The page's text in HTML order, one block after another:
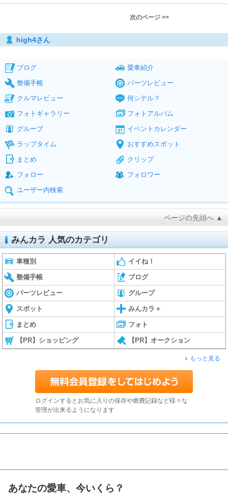
次のページ >>
high4さん
ブログ
愛車紹介
整備手帳
パーツレビュー
クルマレビュー
何シテル？
フォトギャラリー
フォトアルバム
グループ
イベントカレンダー
ラップタイム
おすすめスポット
まとめ
クリップ
フォロー
フォロワー
ユーザー内検索
ページの先頭へ ▲
みんカラ 人気のカテゴリ
車種別 イイね！
整備手帳 ブログ
パーツレビュー グループ
スポット みんカラ＋
まとめ フォト
【PR】ショッピング 【PR】オークション
もっと見る
ログインするとお気に入りの保存や燃費記録など様々な
管理が出来るようになります
あなたの愛車、今いくら？